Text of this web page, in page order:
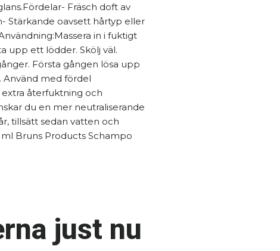
Fräsch doft av
Stärkande oavsett hårtyp eller
in i fuktigt
upp ett lödder. Skölj väl.
Första gången lösa upp
Använd med fördel
extra återfuktning och
du en mer neutraliserande
tillsätt sedan vatten och
ml Bruns Products Schampo
just nu